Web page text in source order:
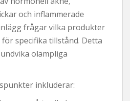
och inflammerade
frågar vilka produkter
specifika tillstånd. Detta
olämpliga
inkluderar: